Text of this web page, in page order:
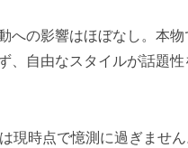
への影響はほぼなし。本
、自由なスタイルが話題
現時点で憶測に過ぎません